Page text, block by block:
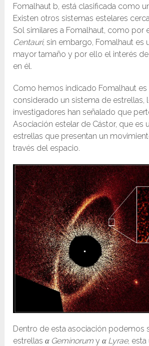
Fomalhaut b, está clasificada como
Existen otros sistemas estelares
Sol similares a Fomalhaut, como
Centauri, sin embargo, Fomalhaut es
mayor tamaño y por ello el interés
en él.
Como hemos indicado Fomalhaut
considerado un sistema de estrellas,
investigadores han señalado que
Asociación estelar de Cástor, que es
estrellas que presentan un
través del espacio.
Dentro de esta asociación podemos
estrellas α Geminorum yα Lyrae,